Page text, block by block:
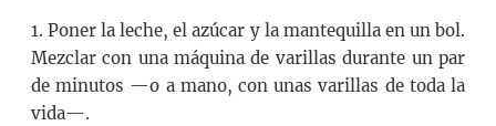
1. Poner la leche, el azúcar y la mantequilla en un bol.
Mezclar con una máquina de varillas durante un par
de minutos —o a mano, con unas varillas de toda la
vida—.